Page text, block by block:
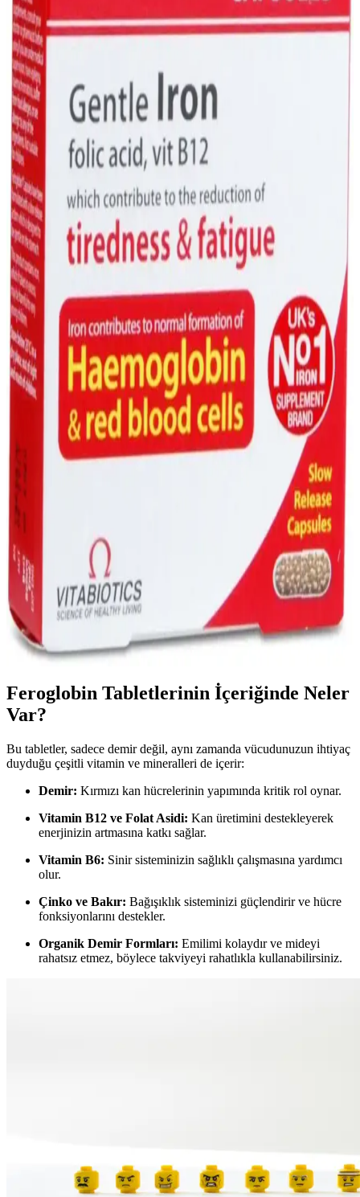
Demir Damlası Nedir, Faydaları ve Dozajı
Hakkında Bilmeniz Gerekenler
Demir damlası, demir eksikliğini gideren ve enerji seviyesini artıran
kolay kullanımlı bir takviyedir. Doğru doz ve kullanım ile
sağlığınıza katkı sağlar.
Ocean Demir Damla: Demir Takviyesi ile Sağlıklı
Yaşam İçin Güvenilir Çözüm
Ocean Demir Damla, damla formunda demir içeriğiyle kullanım
kolaylığı sağlar, demir eksikliği ve anemiye karşı güvenilir bir
takviye seçeneğidir.
Marketlerde Bulunan Demir Takviyeleri: Çeşitleri,
Kullanım İpuçları ve Sağlık Önemi
Marketlerde bulunan çeşitli demir takviyeleri, ihtiyaçlara uygun form
ve dozda sunulur. Doğru ürünü seçmek için ürün etiketlerini dikkatle
inceleyin ve uzmanlara danışın.
Demir Takviyeleri: Süpermarketlerde Sağlığınıza
Destek Olacak Bilgiler ve Tavsiyeler
Süpermarketlerde bulunan demir takviyeleri, farklı form ve dozaj
seçenekleriyle demir eksikliğini gidermede önemli rol oynar.
Güvenilir ürünler ve doğru kullanım ipuçlarıyla sağlığınızı
Süpermarketlerde Karşınıza Çıkabilecek Metal
Türleri ve Özellikleri Rehberi
Süpermarketlerde sıkça rastlanan metal türleri ve özellikleri
hakkında bilgi edinerek ürünleri doğru kullanabilir, dayanıklılık ve
kaliteyi artırabilirsiniz.
Feroglobin: Demir ve Vitamin Takviyesi ile Sağlıklı
Kan ve Enerji Desteği
Feroglobin, demir, çinko ve B vitaminleri içeren mideyi yormayan
bir takviyedir. Demir eksikliği ve yorgunlukla mücadelede destek
sağlar, bağışıklığı güçlendirir ve enerji seviyelerini yükseltir.
Feroglobin Tabletlerinin İçeriğinde Neler
Var?
Bu tabletler, sadece demir değil, aynı zamanda vücudunuzun ihtiyaç
duyduğu çeşitli vitamin ve mineralleri de içerir:
Demir: Kırmızı kan hücrelerinin yapımında kritik rol oynar.
Vitamin B12 ve Folat Asidi: Kan üretimini destekleyerek
enerjinizin artmasına katkı sağlar.
Vitamin B6: Sinir sisteminizin sağlıklı çalışmasına yardımcı
olur.
Çinko ve Bakır: Bağışıklık sisteminizi güçlendirir ve hücre
fonksiyonlarını destekler.
Organik Demir Formları: Emilimi kolaydır ve mideyi
rahatsız etmez, böylece takviyeyi rahatlıkla kullanabilirsiniz.